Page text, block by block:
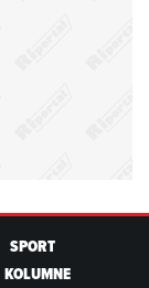
SPORT
KOLUMNE